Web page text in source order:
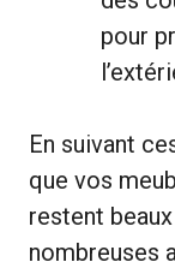
pour
En suivant
que vos
restent
nombreuses